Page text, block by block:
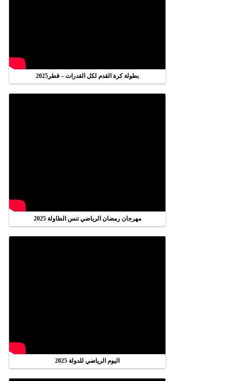
بطولة كرة القدم لكل القدرات – قطر2025
مهرجان رمضان الرياضي تنس الطاولة 2025
اليوم الرياضي للدولة 2025